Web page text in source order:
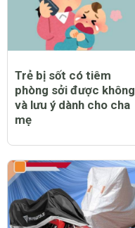
Trẻ bị sốt có tiêm
phòng sởi được không
và lưu ý dành cho cha
mẹ